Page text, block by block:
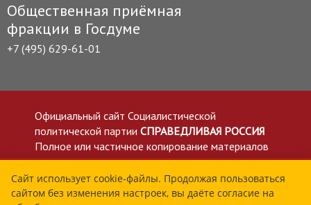
Общественная приёмная
фракции в Госдуме
+7 (495) 629-61-01
Официальный сайт Социалистической
политической партии СПРАВЕДЛИВАЯ РОССИЯ
Полное или частичное копирование материалов
приветствуется со ссылкой на сайт spravedlivo.ru
Политика в отношении обработки персональных
данных
Сайт использует cookie-файлы. Продолжая пользоваться
сайтом без изменения настроек, вы даёте согласие на